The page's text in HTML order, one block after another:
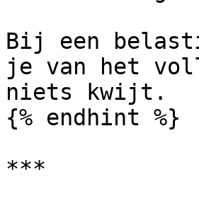
Bij een
je van het
niets kwijt.
{% endhint %}
***